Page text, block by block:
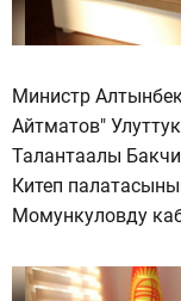
Министр
Айтматов"
Талантаалы
Китеп
Момункуловду